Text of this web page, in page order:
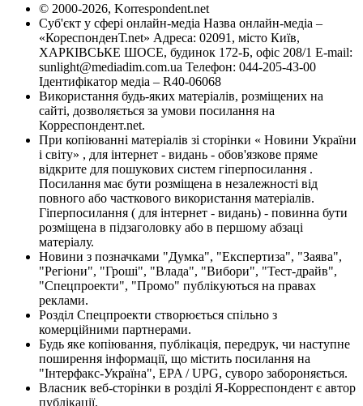
© 2000-2026, Korrespondent.net
Суб'єкт у сфері онлайн-медіа Назва онлайн-медіа –
«КореспонденТ.net» Адреса: 02091, місто Київ,
ХАРКІВСЬКЕ ШОСЕ, будинок 172-Б, офіс 208/1 E-mail:
sunlight@mediadim.com.ua Телефон: 044-205-43-00
Ідентифікатор медіа – R40-06068
Використання будь-яких матеріалів, розміщених на
сайті, дозволяється за умови посилання на
Корреспондент.net.
При копіюванні матеріалів зі сторінки « Новини України
і світу» , для інтернет - видань - обов'язкове пряме
відкрите для пошукових систем гіперпосилання .
Посилання має бути розміщена в незалежності від
повного або часткового використання матеріалів.
Гіперпосилання ( для інтернет - видань) - повинна бути
розміщена в підзаголовку або в першому абзаці
матеріалу.
Новини з позначками "Думка", "Експертиза", "Заява",
"Регіони", "Гроші", "Влада", "Вибори", "Тест-драйв",
"Спецпроекти", "Промо" публікуються на правах
реклами.
Розділ Спецпроекти створюється спільно з
комерційними партнерами.
Будь яке копіювання, публікація, передрук, чи наступне
поширення інформації, що містить посилання на
"Інтерфакс-Україна", EPA / UPG, суворо забороняється.
Власник веб-сторінки в розділі Я-Корреспондент є автор
публікації.